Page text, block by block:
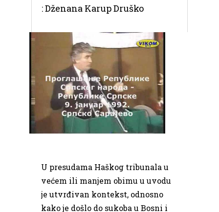
: Dženana Karup Druško
U presudama Haškog tribunala u
većem ili manjem obimu u uvodu
je utvrđivan kontekst, odnosno
kako je došlo do sukoba u Bosni i